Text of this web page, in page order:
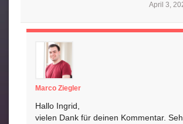
April 3,
Marco Ziegler
Hallo Ingrid,
vielen Dank für deinen Kommentar.